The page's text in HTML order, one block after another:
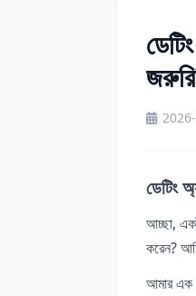
ডেটিং
আচ্ছা,
করেন?
আমার এক